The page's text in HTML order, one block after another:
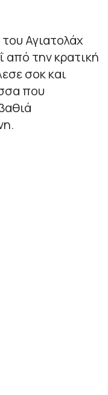
Αγιατολάχ
από την κρατική
σοκ και
που